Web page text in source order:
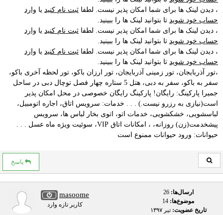
، دیدن لینک ها برای شما امکان پذیر نیست. لطفا ثبت نام کنید یا وارد
حساب خود شوید تا بتوانید لینک ها را ببینید.
، دیدن لینک ها برای شما امکان پذیر نیست. لطفا ثبت نام کنید یا وارد
حساب خود شوید تا بتوانید لینک ها را ببینید.
، دیدن لینک ها برای شما امکان پذیر نیست. لطفا ثبت نام کنید یا وارد
حساب خود شوید تا بتوانید لینک ها را ببینید.
،تور آذربایجان، تور زمینی آذربایجان، تور ارزان باکو، تور لحظه آخری باکو،
سفر به باکو، سفر به دبی، هتل 5 ستاره چهار فصل توچال دبی در ساحل
جمیرا پارکینگ: رایگان! پارکینگ رایگان خصوصی در محل امکان پذیر
است(نیازی به رزرو نیست.) . . . خدمات: سرویس اتاق، اجاره اتومبیل،
لباسشویی، خشکشویی، خدمات اتو، اتوی بخار لباس ها، سرویس
پیشخدمت(زن) روزانه، ، امکانات اتاق VIP، سوئیت ویژه ماه عسل . . .
حیوانات: ورود حیوانات ممنوع است
پاسخ
masoome
کاربر تازه وارد
ارسال‌ها:26
موضوع‌ها:
تاریخ عضویت:تير ۱۳۹۷